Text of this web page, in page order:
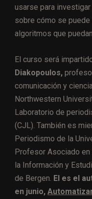
usarse para
sobre cómo se
algoritmos que
El curso será
Diakopoulos,
comunicación y
Northwestern
Laboratorio de
(CJL). También es
Periodismo de la
Profesor Asociado
la Información y
de Bergen. El es el
en junio,